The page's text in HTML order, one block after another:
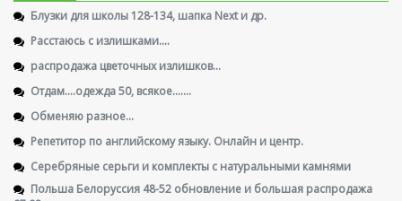
Блузки для школы 128-134, шапка Next и др.
Расстаюсь с излишками....
распродажа цветочных излишков...
Отдам....одежда 50, всякое.......
Обменяю разное...
Репетитор по английскому языку. Онлайн и центр.
Серебряные серьги и комплекты с натуральными камнями
Польша Белоруссия 48-52 обновление и большая распродажа